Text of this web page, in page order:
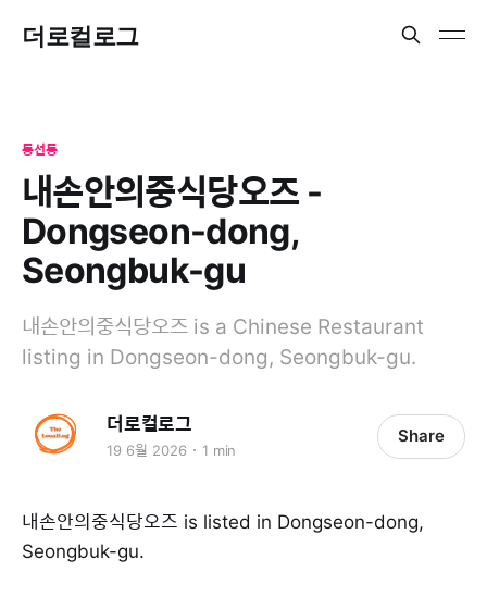
더로컬로그
동선동
내손안의중식당오즈 -
Dongseon-dong,
Seongbuk-gu
내손안의중식당오즈 is a Chinese Restaurant
listing in Dongseon-dong, Seongbuk-gu.
더로컬로그
19 6월 2026 1 min
Share
내손안의중식당오즈 is listed in Dongseon-dong,
Seongbuk-gu.